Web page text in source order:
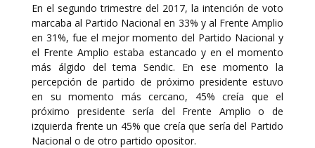
En el segundo trimestre del 2017, la intención de voto
marcaba al Partido Nacional en 33% y al Frente Amplio
en 31%, fue el mejor momento del Partido Nacional y
el Frente Amplio estaba estancado y en el momento
más álgido del tema Sendic. En ese momento la
percepción de partido de próximo presidente estuvo
en su momento más cercano, 45% creía que el
próximo presidente sería del Frente Amplio o de
izquierda frente un 45% que creía que sería del Partido
Nacional o de otro partido opositor.